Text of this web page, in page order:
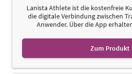
Lanista Athlete ist die kostenfreie
die digitale Verbindung zwischen
Anwender. Über die App
Zum Produkt